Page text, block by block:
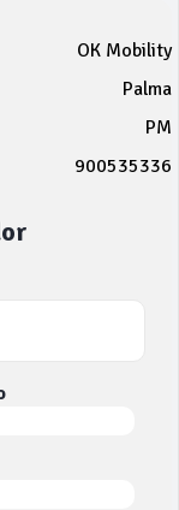
OK Mobility
Palma
PM
900535336